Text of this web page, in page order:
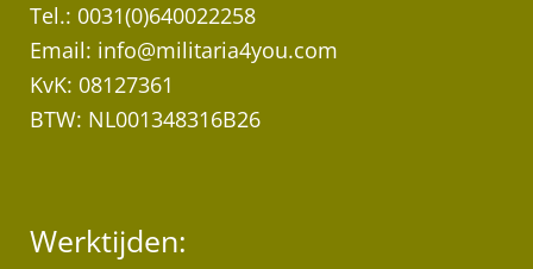
Tel.: 0031(0)640022258
Email: info@militaria4you.com
KvK: 08127361
BTW: NL001348316B26
Werktijden: